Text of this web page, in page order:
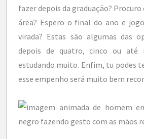
fazer depois da graduação?
área? Espero o final do ano e
virada? Estas são algumas das
depois de quatro, cinco ou até
estudando muito. Enfim, tu podes
esse empenho será muito bem